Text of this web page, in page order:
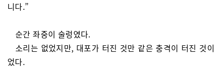
니다.”
순간 좌중이 술렁였다.
소리는 없었지만, 대포가 터진 것만 같은 충격이 터진 것이
었다.